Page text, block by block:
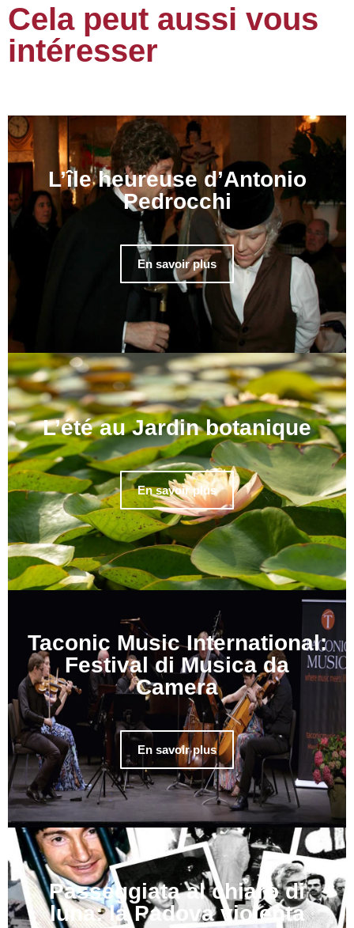
Cela peut aussi vous
intéresser
L’île heureuse d’Antonio
Pedrocchi
En savoir plus
L’été au Jardin botanique
En savoir plus
Taconic Music International:
Festival di Musica da
Camera
En savoir plus
Passeggiata al chiaro di
luna: la Padova violenta